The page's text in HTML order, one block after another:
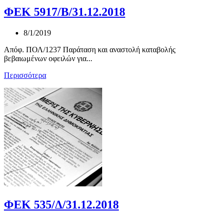
ΦΕΚ 5917/Β/31.12.2018
8/1/2019
Απόφ. ΠΟΛ/1237 Παράταση και αναστολή καταβολής
βεβαιωμένων οφειλών για...
Περισσότερα
ΦΕΚ 535/Δ/31.12.2018